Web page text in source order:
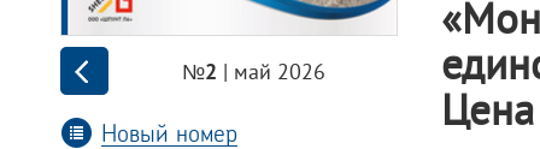
№2 | май 2026
Новый номер